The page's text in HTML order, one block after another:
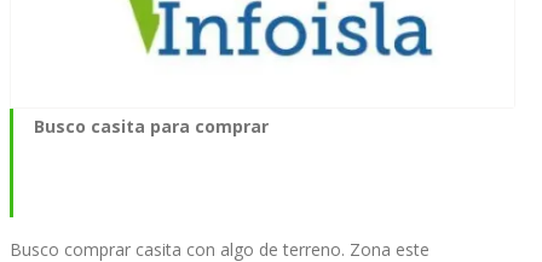
Busco casita para comprar
Busco comprar casita con algo de terreno. Zona este